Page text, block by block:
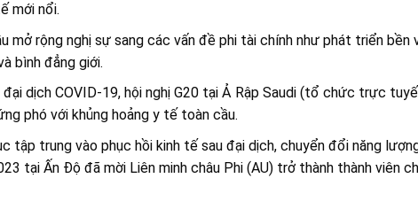
mới nổi.
mở rộng nghị sự sang các vấn đề phi tài chính như phát triển bền
bình đẳng giới.
dịch COVID-19, hội nghị G20 tại Ả Rập Saudi (tổ chức trực
phó với khủng hoảng y tế toàn cầu.
tập trung vào phục hồi kinh tế sau đại dịch, chuyển đổi năng
tại Ấn Độ đã mời Liên minh châu Phi (AU) trở thành thành viên